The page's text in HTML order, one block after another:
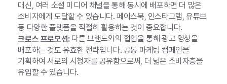
대신, 여러 소셜 미디어 채널을 통해 동시에 배포하면 더 많은
소비자에게 도달할 수 있습니다. 페이스북, 인스타그램, 유튜브
등 다양한 플랫폼을 적절히 활용하는 것이 중요합니다.
크로스 프로모션:다른 브랜드와의 협업을 통해 광고 영상을
배포하는 것도 유효한 전략입니다. 공동 마케팅 캠페인을
기획하여 서로의 시청자를 공유함으로써, 더 넓은 소비자층을
유입할 수 있습니다.